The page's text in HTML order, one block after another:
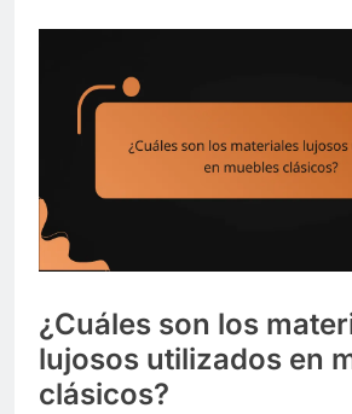
¿Cuáles son los
lujosos utilizados en
clásicos?